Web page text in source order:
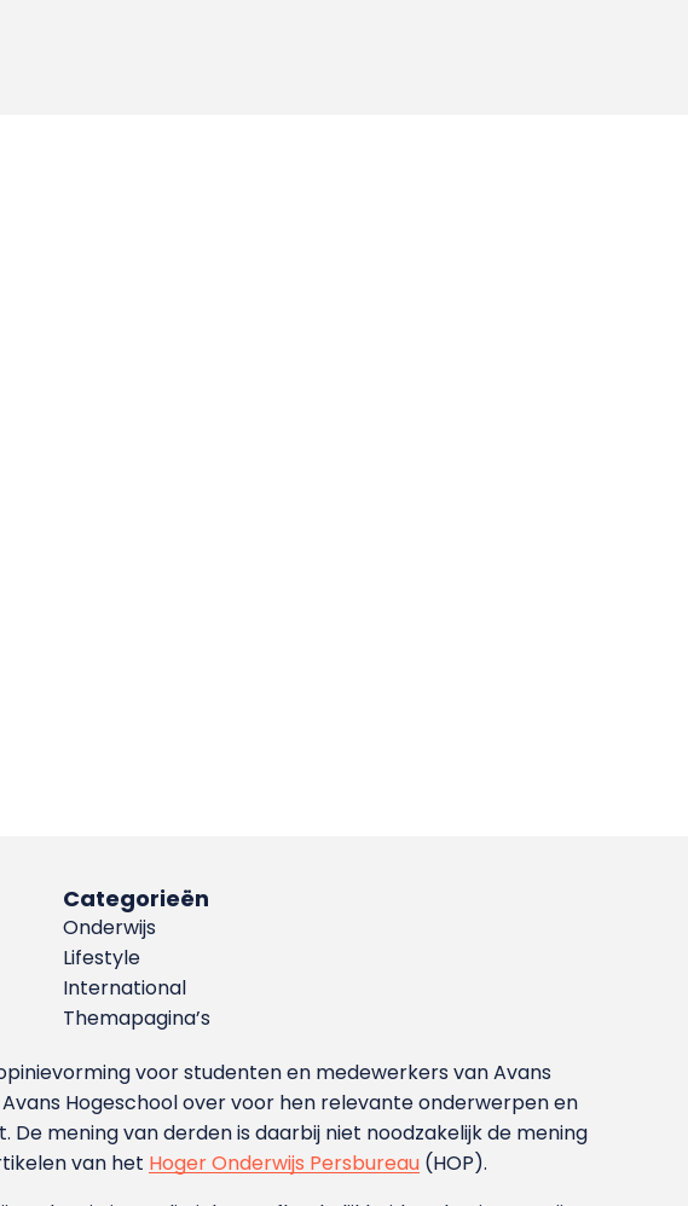
Categorieën
Onderwijs
Lifestyle
International
Themapagina’s
voor studenten en medewerkers van Avans
Hogeschool over voor hen relevante onderwerpen en
mening van derden is daarbij niet noodzakelijk de mening
van het Hoger Onderwijs Persbureau (HOP).